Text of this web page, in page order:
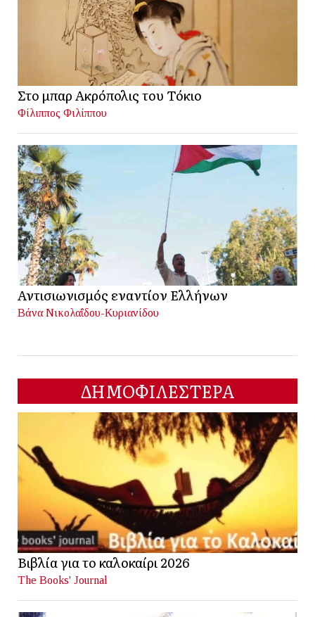
Στο μπαρ Ακρόπολις του Τόκιο
Φίλιππος Φιλίππου
Αντισιωνισμός εναντίον Ελλήνων
Βάνα Νικολαΐδου-Κυριανίδου
ΔΗΜΟΦΙΛΕΣΤΕΡΑ
Βιβλία για το καλοκαίρι 2026
The Books' Journal